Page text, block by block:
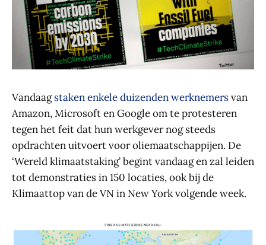
Vandaagstaken enkele duizenden werknemersvan
Amazon, Microsoft en Google om te protesteren
tegen het feit dat hun werkgever nog steeds
opdrachten uitvoert voor oliemaatschappijen. De
‘Wereld klimaatstaking’ begint vandaag en zal leiden
tot demonstraties in 150 locaties, ook bij de
Klimaattop van de VN in New York volgende week.